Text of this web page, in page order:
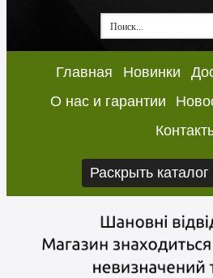
Главная Новинки
О нас и гарантии
Раскрыть